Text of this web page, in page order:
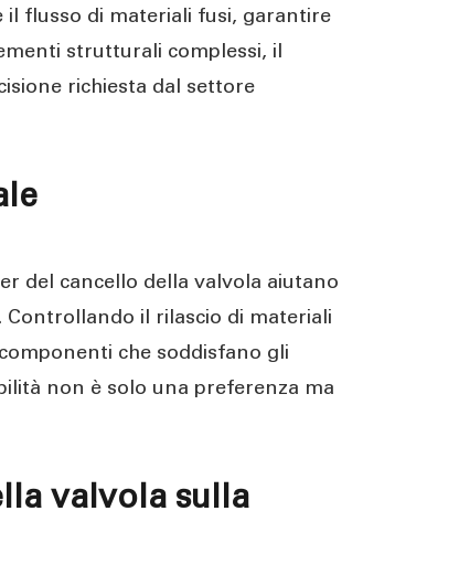
il flusso di materiali fusi, garantire
strutturali complessi, il
richiesta dal settore
del cancello della valvola aiutano
il rilascio di materiali
che soddisfano gli
non è solo una preferenza ma
valvola sulla